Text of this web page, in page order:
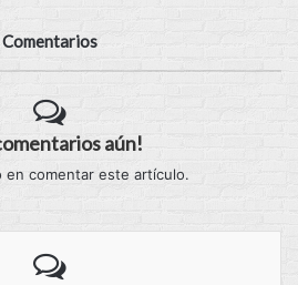
Comentarios
aún!
en comentar este artículo.